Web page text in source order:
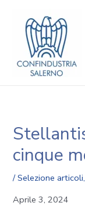
contenuto
cinque
/Selezione articoli
Aprile 3, 2024
articoli